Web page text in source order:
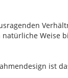
Weise
ist